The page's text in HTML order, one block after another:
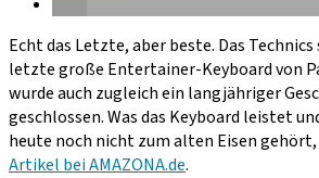
Echt das Letzte, aber beste. Das Technics
letzte große Entertainer-Keyboard von
wurde auch zugleich ein langjähriger
geschlossen. Was das Keyboard leistet
heute noch nicht zum alten Eisen
Artikel bei AMAZONA.de.